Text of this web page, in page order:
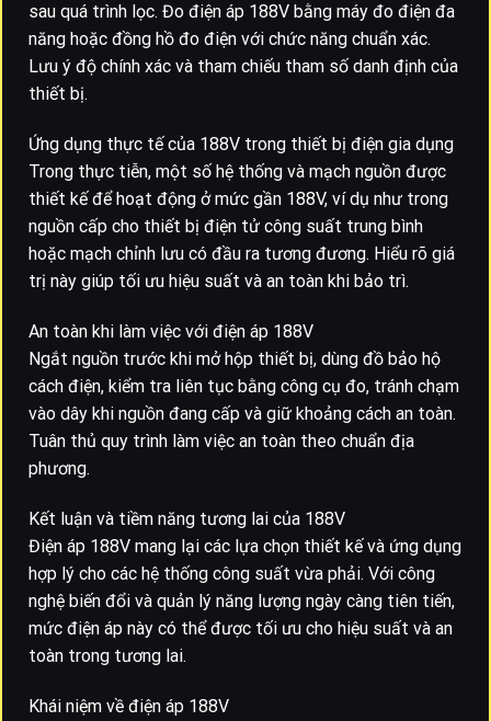
sau quá trình lọc. Đo điện áp 188V bằng máy đo điện đa
năng hoặc đồng hồ đo điện với chức năng chuẩn xác.
Lưu ý độ chính xác và tham chiếu tham số danh định của
thiết bị.
Ứng dụng thực tế của 188V trong thiết bị điện gia dụng
Trong thực tiễn, một số hệ thống và mạch nguồn được
thiết kế để hoạt động ở mức gần 188V, ví dụ như trong
nguồn cấp cho thiết bị điện tử công suất trung bình
hoặc mạch chỉnh lưu có đầu ra tương đương. Hiểu rõ giá
trị này giúp tối ưu hiệu suất và an toàn khi bảo trì.
An toàn khi làm việc với điện áp 188V
Ngắt nguồn trước khi mở hộp thiết bị, dùng đồ bảo hộ
cách điện, kiểm tra liên tục bằng công cụ đo, tránh chạm
vào dây khi nguồn đang cấp và giữ khoảng cách an toàn.
Tuân thủ quy trình làm việc an toàn theo chuẩn địa
phương.
Kết luận và tiềm năng tương lai của 188V
Điện áp 188V mang lại các lựa chọn thiết kế và ứng dụng
hợp lý cho các hệ thống công suất vừa phải. Với công
nghệ biến đổi và quản lý năng lượng ngày càng tiên tiến,
mức điện áp này có thể được tối ưu cho hiệu suất và an
toàn trong tương lai.
Khái niệm về điện áp 188V